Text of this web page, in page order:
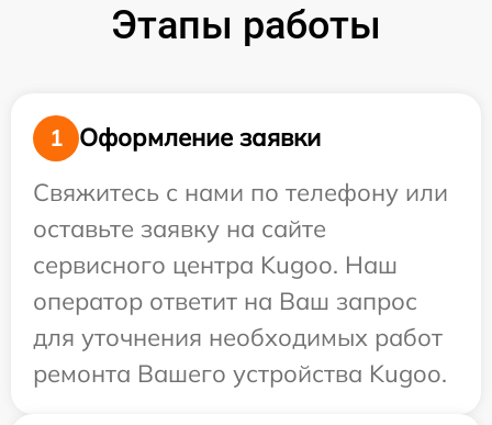
Этапы работы
1
Оформление заявки
Свяжитесь с нами по телефону или
оставьте заявку на сайте
сервисного центра Kugoo. Наш
оператор ответит на Ваш запрос
для уточнения необходимых работ
ремонта Вашего устройства Kugoo.